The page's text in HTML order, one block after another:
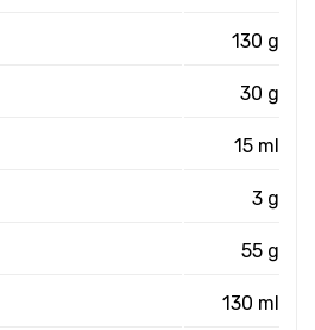
130 g
30 g
15 ml
3 g
55 g
130 ml